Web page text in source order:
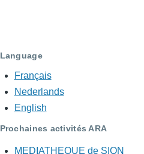
Language
Français
Nederlands
English
Prochaines activités ARA
MEDIATHEQUE de SION